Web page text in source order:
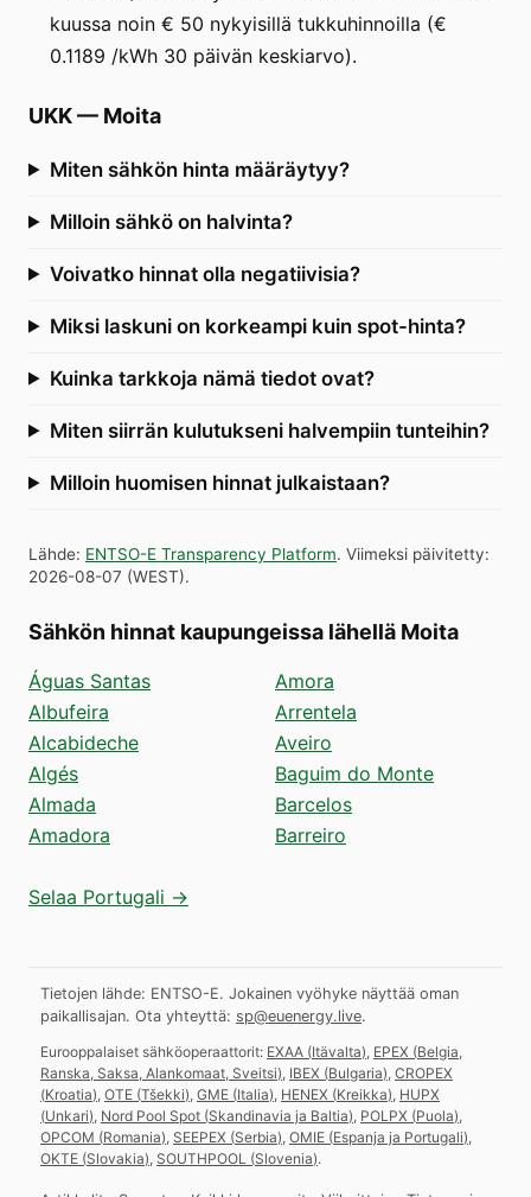
kuussa noin € 50 nykyisillä tukkuhinnoilla (€
0.1189 /kWh 30 päivän keskiarvo).
UKK— Moita
Miten sähkön hinta määräytyy?
Milloin sähkö on halvinta?
Voivatko hinnat olla negatiivisia?
Miksi laskuni on korkeampi kuin spot-hinta?
Kuinka tarkkoja nämä tiedot ovat?
Miten siirrän kulutukseni halvempiin tunteihin?
Milloin huomisen hinnat julkaistaan?
Lähde: ENTSO-E Transparency Platform. Viimeksi päivitetty:
2026-08-07 (WEST).
Sähkön hinnat kaupungeissa lähellä Moita
Águas Santas
Albufeira
Alcabideche
Algés
Almada
Amadora
Amora
Arrentela
Aveiro
Baguim do Monte
Barcelos
Barreiro
Selaa Portugali →
Tietojen lähde: ENTSO-E. Jokainen vyöhyke näyttää oman
paikallisajan. Ota yhteyttä: sp@euenergy.live.
Eurooppalaiset sähköoperaattorit: EXAA (Itävalta) EPEX (Belgia,
Ranska, Saksa, Alankomaat, Sveitsi) IBEX (Bulgaria) CROPEX
(Kroatia) OTE (Tšekki) GME (Italia) HENEX (Kreikka) HUPX
(Unkari) Nord Pool Spot (Skandinavia ja Baltia) POLPX (Puola)
OPCOM (Romania) SEEPEX (Serbia) OMIE (Espanja ja Portugali)
OKTE (Slovakia) SOUTHPOOL (Slovenia).